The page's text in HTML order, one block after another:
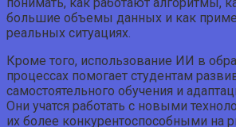
понимать, как работают алгоритмы,
большие объемы данных и как
реальных ситуациях.
Кроме того, использование ИИ в
процессах помогает студентам
самостоятельного обучения и
Они учатся работать с новыми
их более конкурентоспособными на